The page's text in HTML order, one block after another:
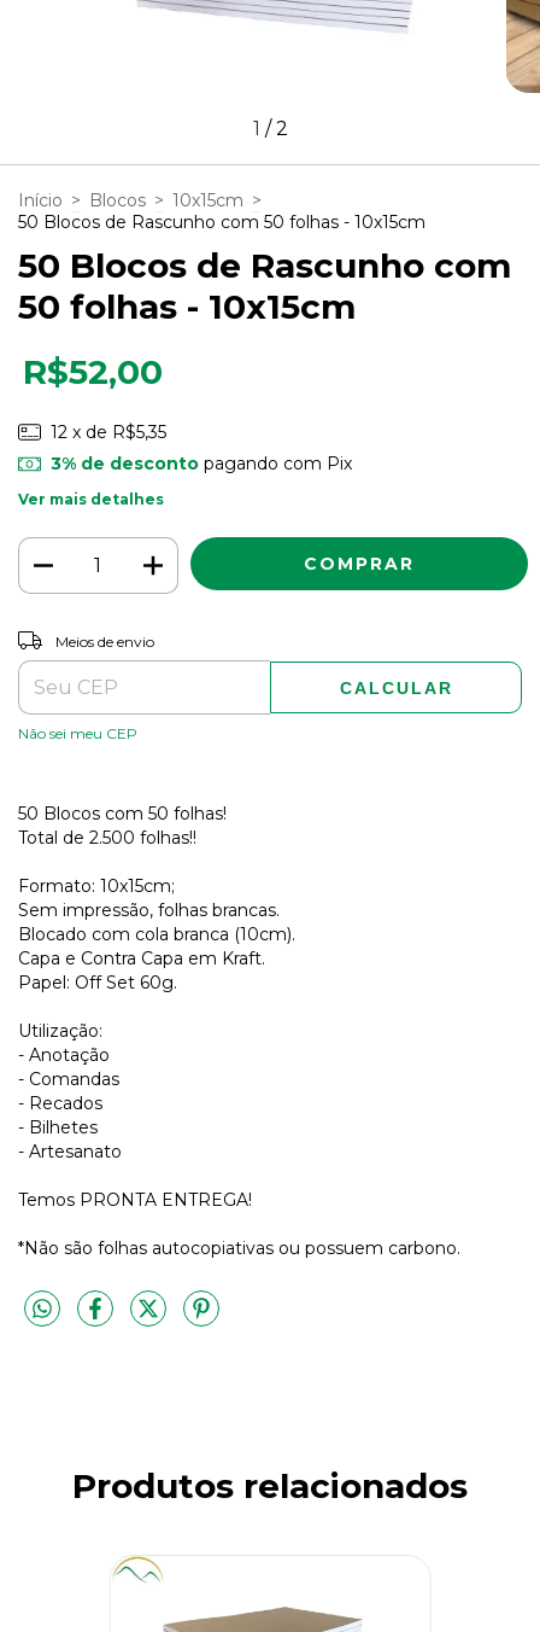
1 /2
Início > Blocos > 10x15cm >
50 Blocos de Rascunho com 50 folhas - 10x15cm
50 Blocos de Rascunho com
50 folhas - 10x15cm
R$52,00
12 x de R$5,35
3% de descontopagando com Pix
Ver mais detalhes
Entregas para o CEP:
Meios de envio
CALCULAR
Não sei meu CEP
50 Blocos com 50 folhas!
Total de 2.500 folhas!!
Formato: 10x15cm;
Sem impressão, folhas brancas.
Blocado com cola branca (10cm).
Capa e Contra Capa em Kraft.
Papel: Off Set 60g.
Utilização:
- Anotação
- Comandas
- Recados
- Bilhetes
- Artesanato
Temos PRONTA ENTREGA!
*Não são folhas autocopiativas ou possuem carbono.
Produtos relacionados